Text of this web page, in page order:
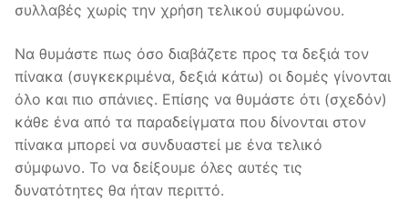
συλλαβές χωρίς την χρήση τελικού συμφώνου.
Να θυμάστε πως όσο διαβάζετε προς τα δεξιά τον
πίνακα (συγκεκριμένα, δεξιά κάτω) οι δομές γίνονται
όλο και πιο σπάνιες. Επίσης να θυμάστε ότι (σχεδόν)
κάθε ένα από τα παραδείγματα που δίνονται στον
πίνακα μπορεί να συνδυαστεί με ένα τελικό
σύμφωνο. Το να δείξουμε όλες αυτές τις
δυνατότητες θα ήταν περιττό.